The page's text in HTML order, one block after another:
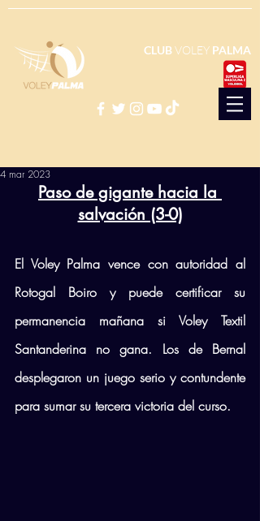
CLUBVOLEY PALMA
4 mar 2023
Paso de gigante hacia la
salvación (3-0)
El Voley Palma vence con autoridad al
Rotogal Boiro y puede certificar su
permanencia mañana si Voley Textil
Santanderina no gana. Los de Bernal
desplegaron un juego serio y contundente
para sumar su tercera victoria del curso.